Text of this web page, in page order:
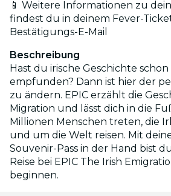
📱 Weitere Informationen zu
findest du in deinem Fever-
Bestätigungs-E-Mail
Beschreibung
Hast du irische Geschichte schon
empfunden? Dann ist hier der
zu ändern. EPIC erzählt die
Migration und lässt dich in die
Millionen Menschen treten, die
und um die Welt reisen. Mit
Souvenir-Pass in der Hand bist
Reise bei EPIC The Irish
beginnen.